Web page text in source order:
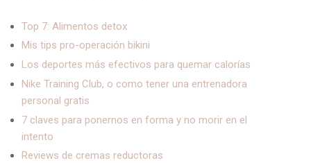
Top 7: Alimentos detox
Mis tips pro-operación bikini
Los deportes más efectivos para quemar calorías
Nike Training Club, o como tener una entrenadora
personal gratis
7 claves para ponernos en forma y no morir en el
intento
Reviews de cremas reductoras